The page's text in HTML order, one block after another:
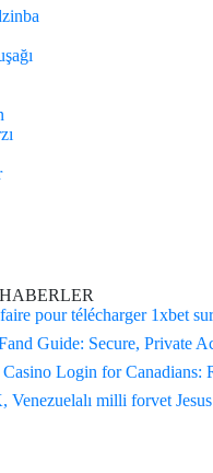
pour télécharger 1xbet
Guide: Secure, Private
Casino Login for Canadians:
Venezuelalı milli forvet